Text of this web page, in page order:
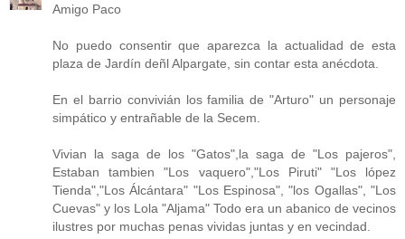
Amigo Paco
No puedo consentir que aparezca la actualidad de esta
plaza de Jardín deñl Alpargate, sin contar esta anécdota.
En el barrio convivián los familia de "Arturo" un personaje
simpático y entrañable de la Secem.
Vivian la saga de los "Gatos",la saga de "Los pajeros",
Estaban tambien "Los vaquero","Los Piruti" "Los lópez
Tienda","Los Álcántara" "Los Espinosa", "los Ogallas", "Los
Cuevas" y los Lola "Aljama" Todo era un abanico de vecinos
ilustres por muchas penas vividas juntas y en vecindad.